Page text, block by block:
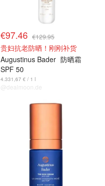
€97.46 €129.95
贵妇抗老防晒！刚刚补货
Augustinus Bader 防晒霜
SPF 50
4.331,67 € / 1 l
@dealmoon.de